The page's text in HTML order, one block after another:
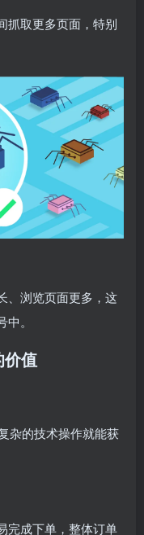
抓取更多页面，特别
、浏览页面更多，这
。
值
杂的技术操作就能获
完成下单，整体订单